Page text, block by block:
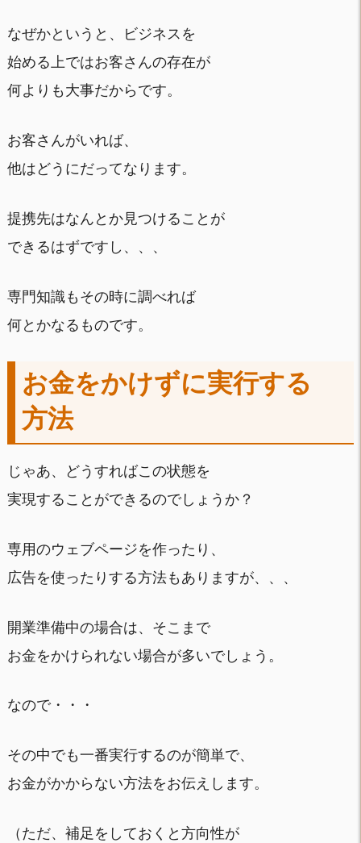
なぜかというと、ビジネスを
始める上ではお客さんの存在が
何よりも大事だからです。
お客さんがいれば、
他はどうにだってなります。
提携先はなんとか見つけることが
できるはずですし、、、
専門知識もその時に調べれば
何とかなるものです。
お金をかけずに実行する
方法
じゃあ、どうすればこの状態を
実現することができるのでしょうか？
専用のウェブページを作ったり、
広告を使ったりする方法もありますが、、、
開業準備中の場合は、そこまで
お金をかけられない場合が多いでしょう。
なので・・・
その中でも一番実行するのが簡単で、
お金がかからない方法をお伝えします。
（ただ、補足をしておくと方向性が